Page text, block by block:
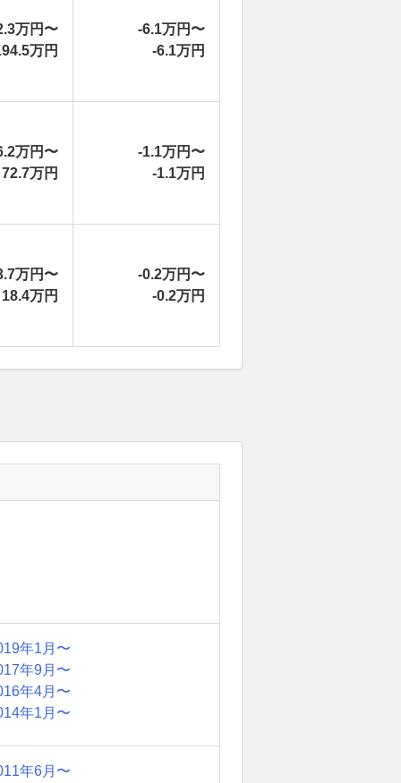
万円〜
万円
-6.1万円〜
-6.1万円
万円〜
72.7万円
-1.1万円〜
-1.1万円
万円〜
18.4万円
-0.2万円〜
-0.2万円
年1月〜
年9月〜
年4月〜
年1月〜
年6月〜